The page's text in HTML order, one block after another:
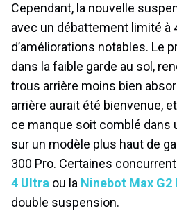
Cependant, la nouvelle
avec un débattement limité à
d’améliorations notables. Le
dans la faible garde au sol,
trous arrière moins bien
arrière aurait été bienvenue,
ce manque soit comblé dans
sur un modèle plus haut de
300 Pro. Certaines
4 Ultra ou la Ninebot Max G2
double suspension.